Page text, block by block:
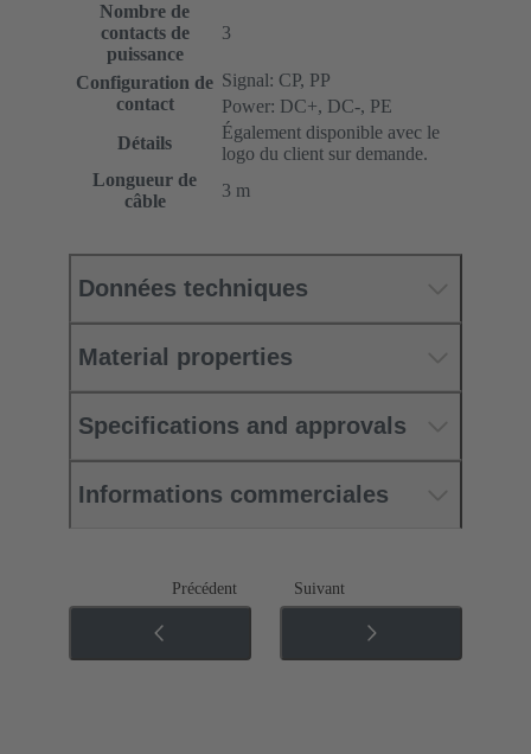
Nombre de
contacts de
puissance
3
Configuration de
contact
Signal: CP, PP
Power: DC+, DC-, PE
Détails
Également disponible avec le
logo du client sur demande.
Longueur de
câble
3 m
Données techniques
Material properties
Specifications and approvals
Informations commerciales
Précédent Suivant